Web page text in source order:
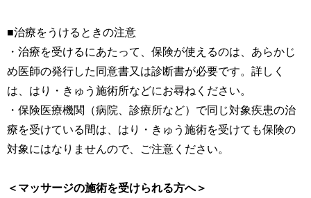
■治療をうけるときの注意
・治療を受けるにあたって、保険が使えるのは、あらかじ
め医師の発行した同意書又は診断書が必要です。詳しく
は、はり・きゅう施術所などにお尋ねください。
・保険医療機関（病院、診療所など）で同じ対象疾患の治
療を受けている間は、はり・きゅう施術を受けても保険の
対象にはなりませんので、ご注意ください。
＜マッサージの施術を受けられる方へ＞